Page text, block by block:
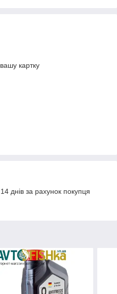
картку
днів за рахунок покупця